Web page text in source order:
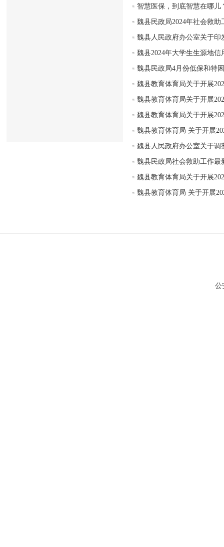
智慧医保，到底智慧在哪儿
魏县民政局2024年社会救助
魏县人民政府办公室关于
魏县2024年大学生生源地
魏县民政局4月份低保和特
魏县教育体育局关于开展
魏县教育体育局关于开展
魏县教育体育局关于开展
魏县教育体育局 关于开展
魏县人民政府办公室关于调
魏县民政局社会救助工作最
魏县教育体育局关于开展
魏县教育体育局 关于开展
公